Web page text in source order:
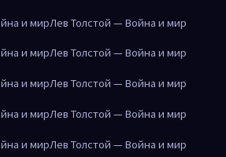
и мирЛев Толстой — Война и мир
и мирЛев Толстой — Война и мир
и мирЛев Толстой — Война и мир
и мирЛев Толстой — Война и мир
и мирЛев Толстой — Война и мир